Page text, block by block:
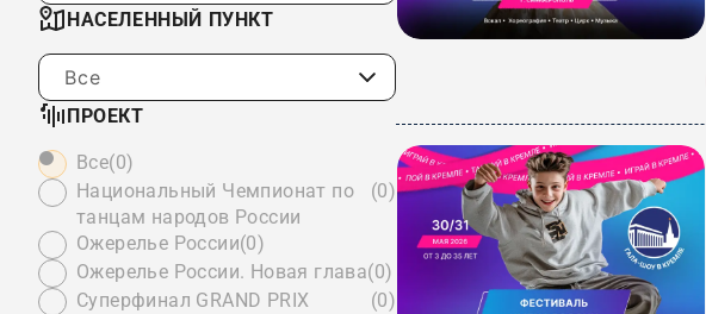
НАСЕЛЕННЫЙ ПУНКТ
Все
ПРОЕКТ
Все(0)
Национальный Чемпионат по
танцам народов России
(0)
Ожерелье России(0)
Ожерелье России. Новая глава(0)
Суперфинал GRAND PRIX
(0)